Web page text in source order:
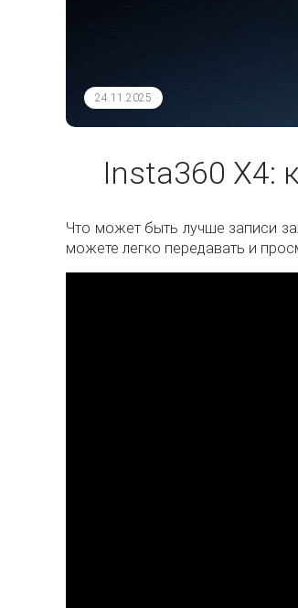
24.11.2025
Insta360 X4:
Что может быть лучше записи
можете легко передавать и